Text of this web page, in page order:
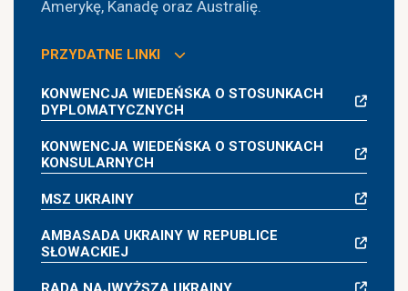
Amerykę, Kanadę oraz Australię.
PRZYDATNE LINKI
KONWENCJA WIEDEŃSKA O STOSUNKACH
DYPLOMATYCZNYCH
KONWENCJA WIEDEŃSKA O STOSUNKACH
KONSULARNYCH
MSZ UKRAINY
AMBASADA UKRAINY W REPUBLICE
SŁOWACKIEJ